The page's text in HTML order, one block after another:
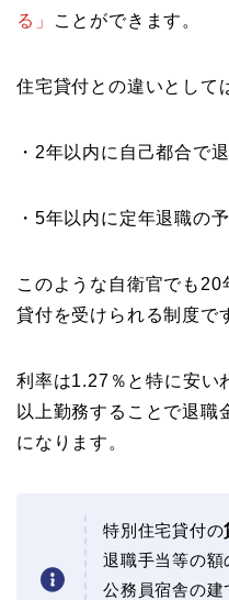
る」
ことができます。
住宅貸付との違いとして
・2年以内に自己都合で
・5年以内に定年退職の
このような自衛官でも20
貸付を受けられる制度で
利率は1.27％と特に安い
以上勤務することで退職
になります。
特別住宅貸付の
退職手当等の額
公務員宿舎の